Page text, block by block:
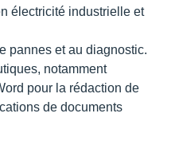
électricité industrielle et
pannes et au diagnostic.
notamment
pour la rédaction de
de documents